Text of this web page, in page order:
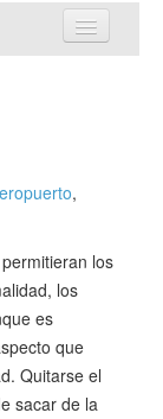
,
los
los
es
que
Quitarse el
sacar de la